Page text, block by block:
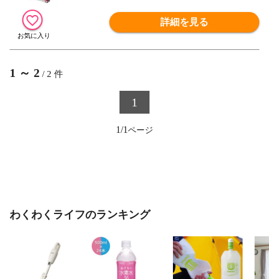
詳細を見る
1 ～ 2 / 2 件
1
1/1
わくわくライフのランキング